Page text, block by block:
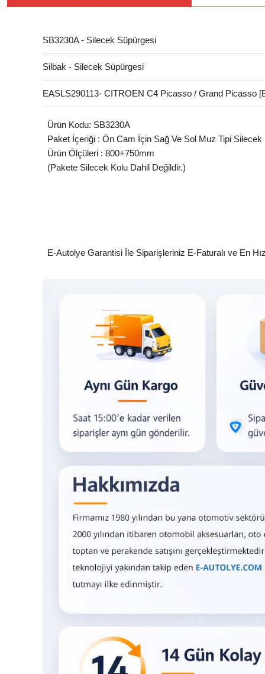
SB3230A - Silecek Süpürgesi
Silbak - Silecek Süpürgesi
EASLS290113- CITROEN C4 Picasso / Grand Picasso
Ürün Kodu: SB3230A
Paket İçeriği : Ön Cam İçin Sağ Ve Sol Muz Tipi
Ürün Ölçüleri : 800+750mm
(Pakete Silecek Kolu Dahil Değildir.)
E-Autolye Garantisi İle Siparişleriniz E-Faturalı ve En